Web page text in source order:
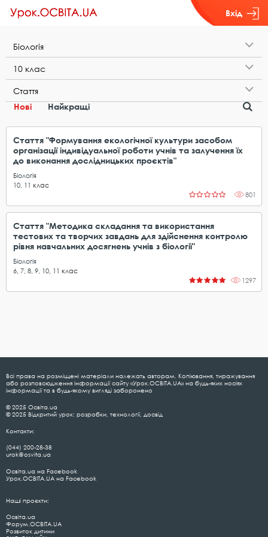
Вхід
Б​і​о​л​о​г​і​я
1​0​ ​к​л​а​с
С​т​а​т​т​я
Нові
Найкращі
Стаття "Формування екологічної культури засобом
організації індивідуальної роботи учнів та залучення їх
до виконання дослідницьких проєктів"
Біологія
10 11 клас
801
Стаття "Методика складання та використання
тестових та творчих завдань для здійснення контролю
рівня навчальних досягнень учнів з біології"
Біологія
6 7 8 9 10 11 клас
1297
Всі права на розміщені матеріали належать авторам. Копіювання, тиражування
або розповсюдження інформації сайту «Урок.ОСВІТА.UA» на будь-яких носіях
інформації та в будь-якому вигляді заборонено
© 2025 Освіта.ua
© 2025 Відкритий урок: розробки, технології, досвід
Контакти:
(044) 200-28-38
urok@osvita.ua
Освіта.ua на Facebook
Урок.ОСВІТА.UA на Facebook
Наші проєкти:
Освіта.ua
Форум.ОСВІТА.UA
Розвиток дитини